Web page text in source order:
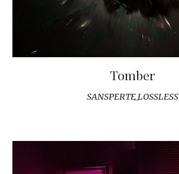
Tomber
SANSPERTE_LOSSLESS